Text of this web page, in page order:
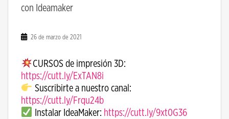
con Ideamaker
26 de marzo de 2021
CURSOS de impresión 3D:
https://cutt.ly/ExTAN8i​
Suscribirte a nuestro canal:
https://cutt.ly/Frqu24b
Instalar IdeaMaker: https://cutt.ly/9xt0G36